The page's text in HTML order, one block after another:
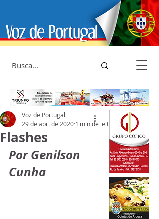
Flashes
Voz de Portugal
29 de abr. de 2020 1 min de leitura
Por Genilson
Cunha